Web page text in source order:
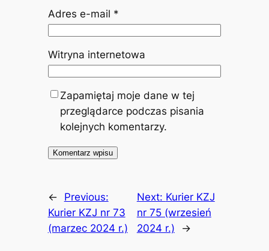
Adres e-mail *
Witryna internetowa
Zapamiętaj moje dane w tej
przeglądarce podczas pisania
kolejnych komentarzy.
←
Previous:
Kurier KZJ nr 73
(marzec 2024 r.)
Next: Kurier KZJ
nr 75 (wrzesień
2024 r.)
→